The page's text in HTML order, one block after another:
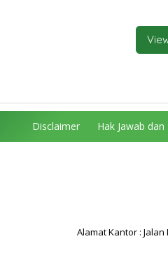
Disclaimer Hak Jawab
Alamat Kantor : Jalan